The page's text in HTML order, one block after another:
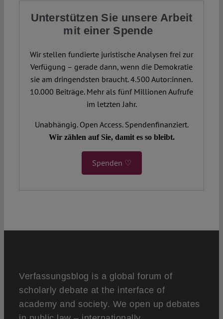
Unterstützen Sie unsere Arbeit
mit einer Spende
Wir stellen fundierte juristische Analysen frei zur
Verfügung – gerade dann, wenn die Demokratie
sie am dringendsten braucht. 4.500 Autor:innen.
10.000 Beiträge. Mehr als fünf Millionen Aufrufe
im letzten Jahr.
Unabhängig. Open Access. Spendenfinanziert.
Wir zählen auf Sie, damit es so bleibt.
Spenden ♡
Verfassungsblog is a global forum of
scholarly debate at the interface of
academy and society. We open up debates